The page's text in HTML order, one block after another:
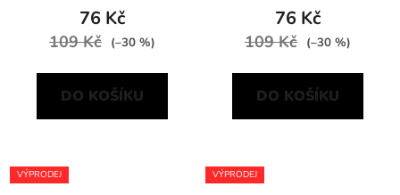
76 Kč
109 Kč (–30 %)
DO KOŠÍKU
76 Kč
109 Kč (–30 %)
DO KOŠÍKU
VÝPRODEJ VÝPRODEJ